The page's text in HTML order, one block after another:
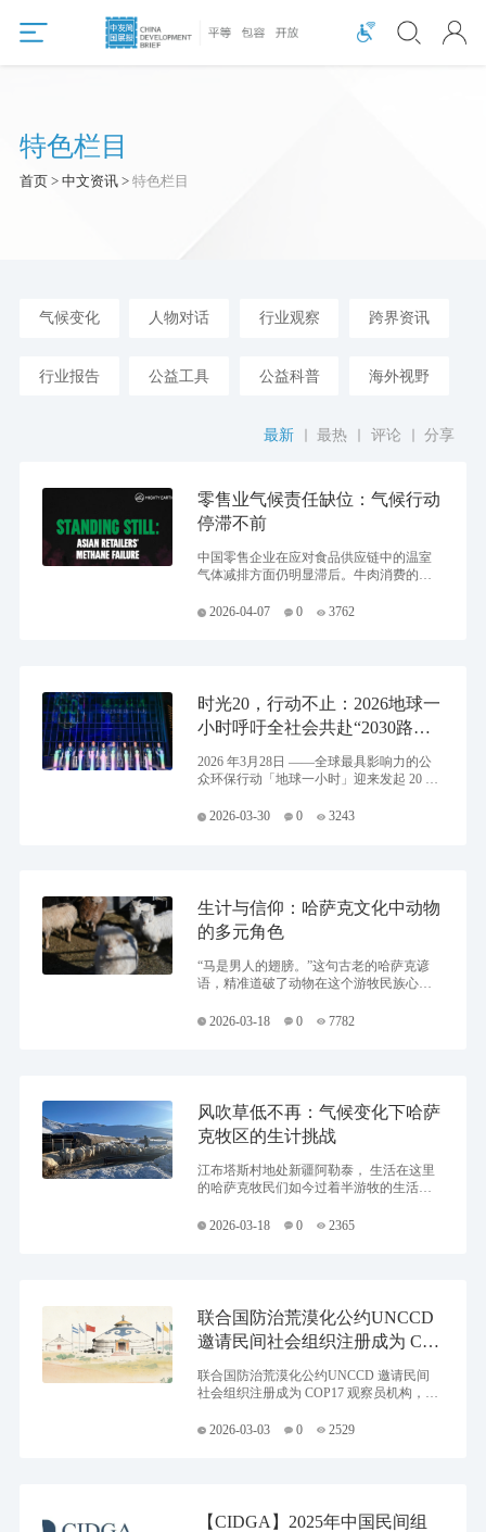
特色栏目
首页 > 中文资讯 > 特色栏目
气候变化 人物对话 行业观察 跨界资讯
行业报告 公益工具 公益科普 海外视野
最新 最热 评论 分享
零售业气候责任缺位：气候行动
停滞不前
中国零售企业在应对食品供应链中的温室
气体减排方面仍明显滞后。牛肉消费的持
种植产生的大量甲烷排放也长期未受到足
临的极端气候。
2026-04-07 0 3762
时光20，行动不止：2026地球一
小时呼吁全社会共赴“2030路线
2026 年3月28日 ——全球最具影响力的公
众环保行动「地球一小时」迎来发起 20 周
会（瑞士）北京代表处（WWF）与生态环
2026-03-30 0 3243
生计与信仰：哈萨克文化中动物
的多元角色
“马是男人的翅膀。”这句古老的哈萨克谚
语，精准道破了动物在这个游牧民族心中
骋的坐骑，牛羊是流动的财富，骆驼是迁
里，形成了一种血肉相连、敬畏共存的独
特文明范式。
2026-03-18 0 7782
风吹草低不再：气候变化下哈萨
克牧区的生计挑战
江布塔斯村地处新疆阿勒泰， 生活在这里
的哈萨克牧民们如今过着半游牧的生活，
牧场停留两个月，春、秋季在中牧场各居
2026-03-18 0 2365
联合国防治荒漠化公约UNCCD
邀请民间社会组织注册成为 CO
P17 观察员机构【附申请入口】
联合国防治荒漠化公约UNCCD 邀请民间
社会组织注册成为 COP17 观察员机构，共
巴托召开的第十七届缔约方大会（COP1
2026-03-03 0 2529
【CIDGA】2025年中国民间组